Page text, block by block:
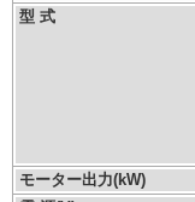
型 式
モーター出力(kW)